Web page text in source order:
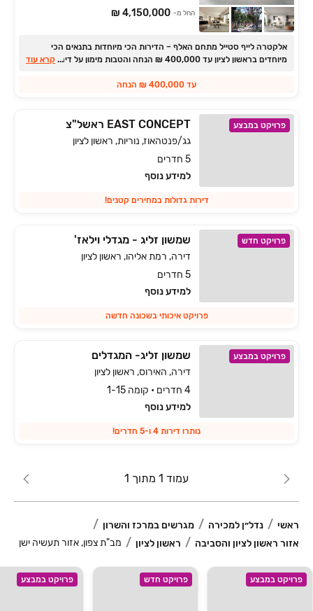
החל מ- 4,150,000 ₪
אלקטרה לייף סטייל מתחם האלף ‏– הדירות הכי מיוחדות בתנאים הכי
מיוחדים בראשון לציון עד 400,000 ₪ הנחה והטבות מימון על דירות
... קרא עוד
עד 400,000 ₪ הנחה
פרויקט במבצע EAST CONCEPT ראשל"צ
גג/פנטהאוז, נוריות, ראשון לציון
5 חדרים
למידע נוסף
דירות גדולות במחירים קטנים!
פרויקט חדש שמשון זליג - מגדלי וילאז'
דירה, רמת אליהו, ראשון לציון
5 חדרים
למידע נוסף
פרויקט איכותי בשכונה חדשה
פרויקט במבצע שמשון זליג- המגדלים
דירה, האירוס, ראשון לציון
4 חדרים • קומה 1-15
למידע נוסף
נותרו דירות 4 ו-5 חדרים!
עמוד 1 מתוך 1
ראשי נדל״ן למכירה
מגרשים במרכז והשרון
אזור ראשון לציון והסביבה
ראשון לציון מב"ת צפון, אזור תעשיה ישן
פרויקט במבצע פרויקט חדש פרויקט במבצע